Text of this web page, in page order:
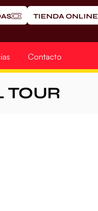
TIENDA ONLINE
Contacto
TOUR